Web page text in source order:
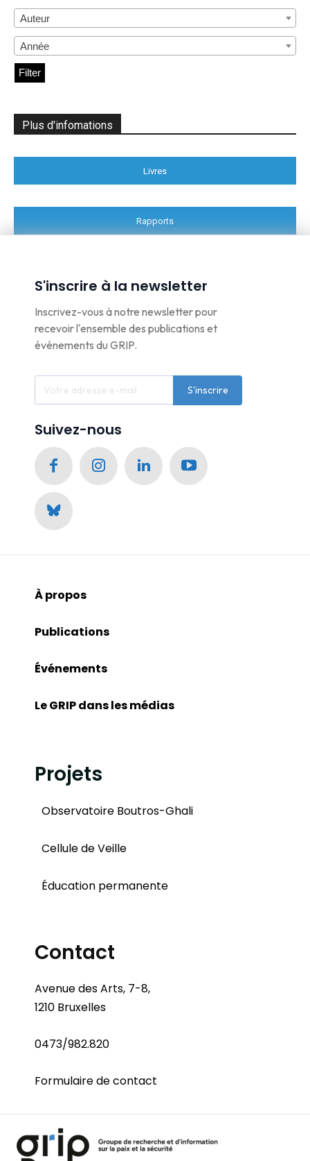
Auteur
Année
Filter
Plus d'infomations
Livres
Rapports
S'inscrire à la newsletter
Inscrivez-vous à notre newsletter pour
recevoir l'ensemble des publications et
événements du GRIP.
S'inscrire
Suivez-nous
À propos
Publications
Événements
Le GRIP dans les médias
Projets
Observatoire Boutros-Ghali
Cellule de Veille
Éducation permanente
Contact
Avenue des Arts, 7-8,
1210 Bruxelles
0473/982.820
Formulaire de contact